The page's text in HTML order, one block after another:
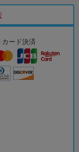
カード決済